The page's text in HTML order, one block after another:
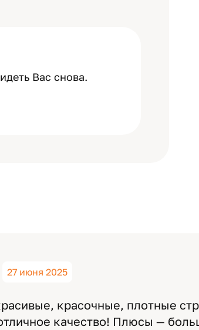
Вас снова.
27 июня 2025
красочные, плотные
качество! Плюсы —